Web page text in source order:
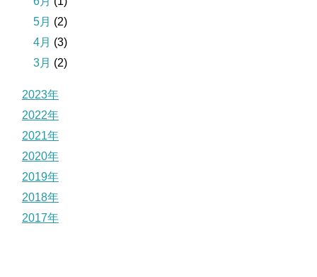
5月 (2)
4月 (3)
3月 (2)
2023年
2022年
2021年
2020年
2019年
2018年
2017年